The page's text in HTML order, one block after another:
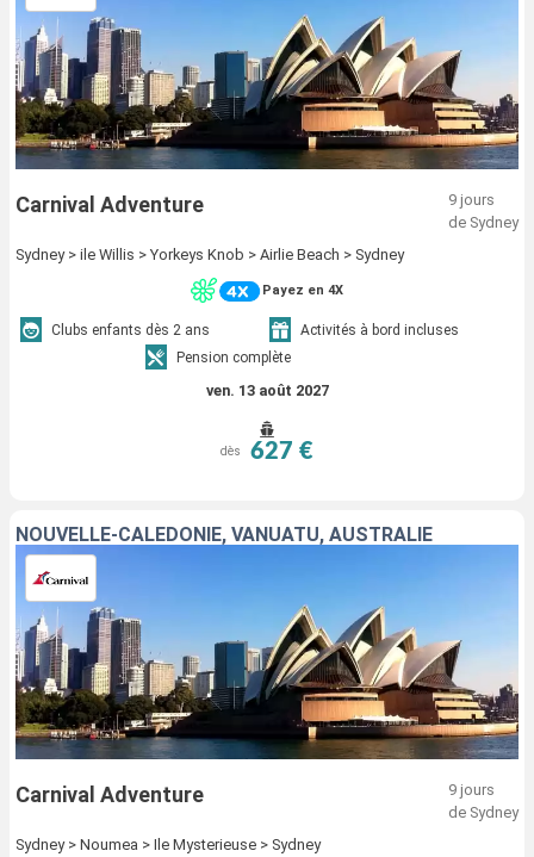
Carnival Adventure
9 jours
de Sydney
Sydney > ile Willis > Yorkeys Knob > Airlie Beach > Sydney
Payez en 4X
Clubs enfants dès 2 ans
Activités à bord incluses
Pension complète
ven. 13 août 2027
dès 627 €
NOUVELLE-CALÉDONIE, VANUATU, AUSTRALIE
Carnival Adventure
9 jours
de Sydney
Sydney > Noumea > Ile Mysterieuse > Sydney